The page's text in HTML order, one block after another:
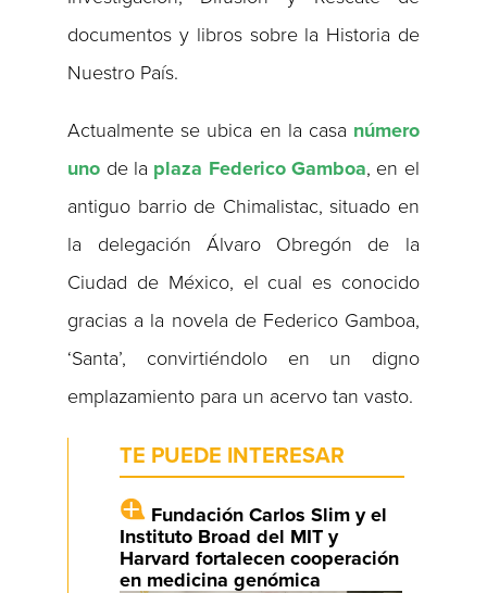
documentos y libros sobre la Historia de
Nuestro País.
Actualmente se ubica en la casa número
uno de la plaza Federico Gamboa, en el
antiguo barrio de Chimalistac, situado en
la delegación Álvaro Obregón de la
Ciudad de México, el cual es conocido
gracias a la novela de Federico Gamboa,
‘Santa’, convirtiéndolo en un digno
emplazamiento para un acervo tan vasto.
TE PUEDE INTERESAR
Fundación Carlos Slim y el
Instituto Broad del MIT y
Harvard fortalecen cooperación
en medicina genómica